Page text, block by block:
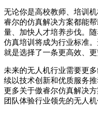
无论你是高校教师、培训
睿尔的仿真解决方案都能
量、加快人才培养步伐。
仿真培训将成为行业标准
就是选择了一条更高效、更
未来的无人机行业需要更
续以技术创新和优质服务
更多关于傲睿尔仿真解决
团队体验行业领先的无人机